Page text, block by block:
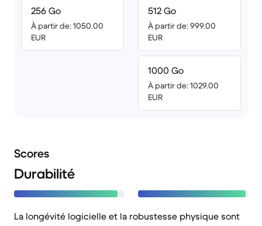
256 Go
À partir de: 1050.00
EUR
512 Go
À partir de: 999.00
EUR
1000 Go
À partir de: 1029.00
EUR
Scores
Durabilité
La longévité logicielle et la robustesse physique sont